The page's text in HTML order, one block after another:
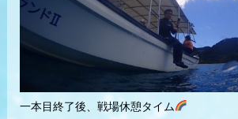
一本目終了後、戦場休憩タイム